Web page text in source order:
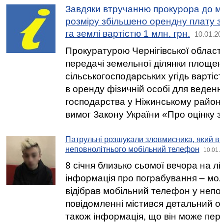
Завдяки втручанню прокурора до
розміру збільшено орендну плату
га землі вартістю 1 млн. грн.
Прокуратурою Чернігівської
передачі земельної ділянки
сільськогосподарських угідь
в оренду фізичній особі для
господарства у Ніжинському
вимог Закону України «Про оцінку
Патрульні розшукали зловмисника, який
неповнолітнього мобільний телефон
8 січня близько сьомої вечора на
інформація про пограбування –
відібрав мобільний телефон у
повідомленні містився детальний
також інформація, що він може